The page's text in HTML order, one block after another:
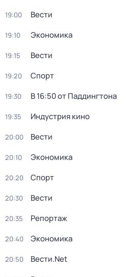
19:00 Вести
19:10 Экономика
19:15 Вести
19:20 Спорт
19:30 В 16:50 от Паддингтона
19:35 Индустрия кино
20:00 Вести
20:10 Экономика
20:20 Спорт
20:30 Вести
20:35 Репортаж
20:40 Экономика
20:50 Вести.Net